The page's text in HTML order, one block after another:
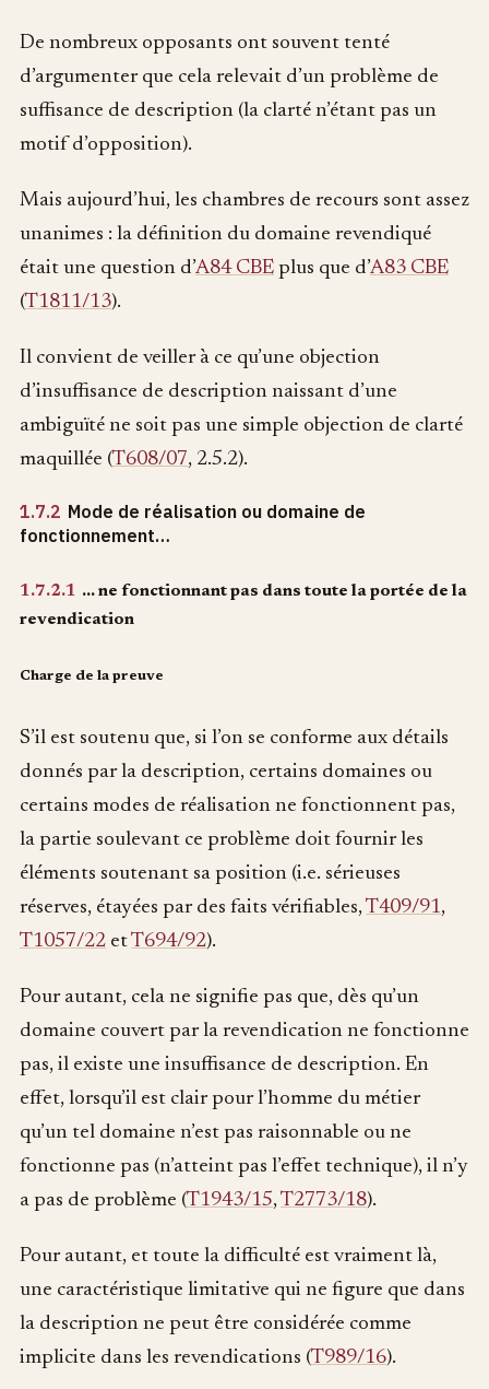
De nombreux opposants ont souvent tenté
d’argumenter que cela relevait d’un problème de
suffisance de description (la clarté n’étant pas un
motif d’opposition).
Mais aujourd’hui, les chambres de recours sont assez
unanimes : la définition du domaine revendiqué
était une question d’A84 CBE plus que d’A83 CBE
(T1811/13).
Il convient de veiller à ce qu’une objection
d’insuffisance de description naissant d’une
ambiguïté ne soit pas une simple objection de clarté
maquillée (T608/07, 2.5.2).
1.7.2 Mode de réalisation ou domaine de
fonctionnement…
1.7.2.1 … ne fonctionnant pas dans toute la portée de la
revendication
Charge de la preuve
S’il est soutenu que, si l’on se conforme aux détails
donnés par la description, certains domaines ou
certains modes de réalisation ne fonctionnent pas,
la partie soulevant ce problème doit fournir les
éléments soutenant sa position (i.e. sérieuses
réserves, étayées par des faits vérifiables,T409/91,
T1057/22 etT694/92).
Pour autant, cela ne signifie pas que, dès qu’un
domaine couvert par la revendication ne fonctionne
pas, il existe une insuffisance de description. En
effet, lorsqu’il est clair pour l’homme du métier
qu’un tel domaine n’est pas raisonnable ou ne
fonctionne pas (n’atteint pas l’effet technique), il n’y
a pas de problème (T1943/15,T2773/18).
Pour autant, et toute la difficulté est vraiment là,
une caractéristique limitative qui ne figure que dans
la description ne peut être considérée comme
implicite dans les revendications (T989/16).